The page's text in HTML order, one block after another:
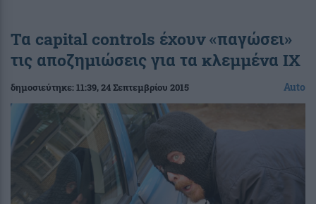
Τα capital controls έχουν «παγώσει»
τις αποζημιώσεις για τα κλεμμένα ΙΧ
δημοσιεύτηκε:11:39, 24 Σεπτεμβρίου 2015 Auto